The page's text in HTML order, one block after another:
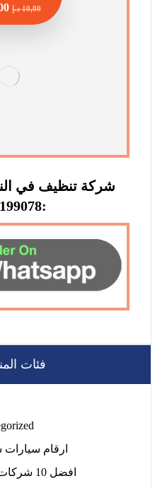
شركة تنظيف في
:0568199078
10,00 د.إ
فئات
ارقام
افضل 10 شركات تنظيف المنازل